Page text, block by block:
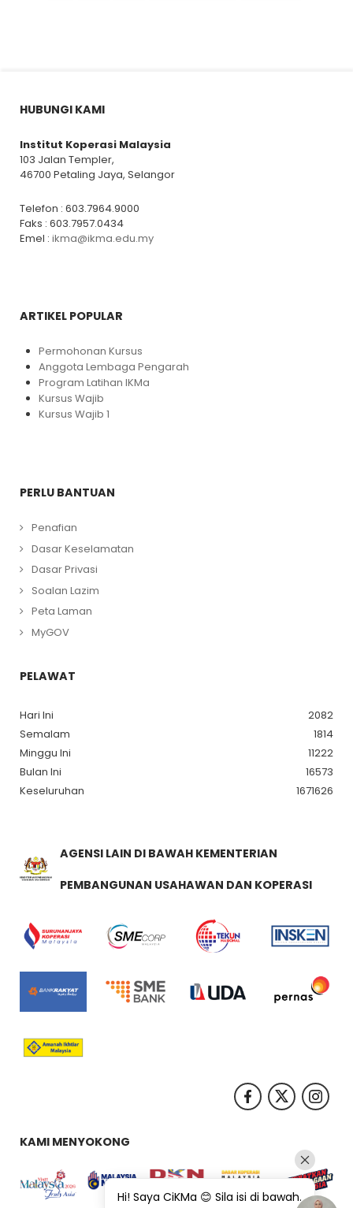
HUBUNGI KAMI
Institut Koperasi Malaysia
103 Jalan Templer,
46700 Petaling Jaya, Selangor
Telefon : 603.7964.9000
Faks : 603.7957.0434
Emel : ikma@ikma.edu.my
ARTIKEL POPULAR
Permohonan Kursus
Anggota Lembaga Pengarah
Program Latihan IKMa
Kursus Wajib
Kursus Wajib 1
PERLU BANTUAN
Penafian
Dasar Keselamatan
Dasar Privasi
Soalan Lazim
Peta Laman
MyGOV
PELAWAT
Hari Ini
2082
Semalam
1814
Minggu Ini
11222
Bulan Ini
16573
Keseluruhan
1671626
AGENSI LAIN DI BAWAH KEMENTERIAN
PEMBANGUNAN USAHAWAN DAN KOPERASI
KAMI MENYOKONG
Hi! Saya CiKMa 😊 Sila isi di bawah.